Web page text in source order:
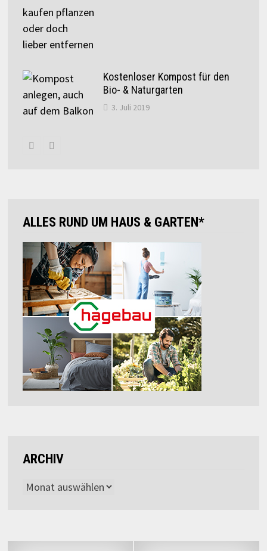
Kostenloser Kompost für den
Bio- & Naturgarten
3. Juli 2019
ALLES RUND UM HAUS & GARTEN*
ARCHIV
Archiv